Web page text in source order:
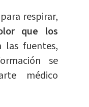
para respirar,
que los
las fuentes,
se
médico